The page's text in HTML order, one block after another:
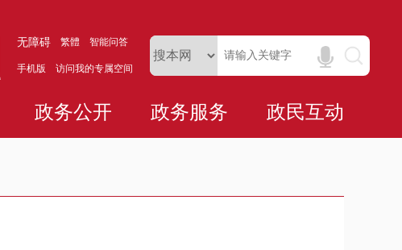
无障碍 繁體 智能问答
手机版 访问我的专属空间
政务公开 政务服务 政民互动